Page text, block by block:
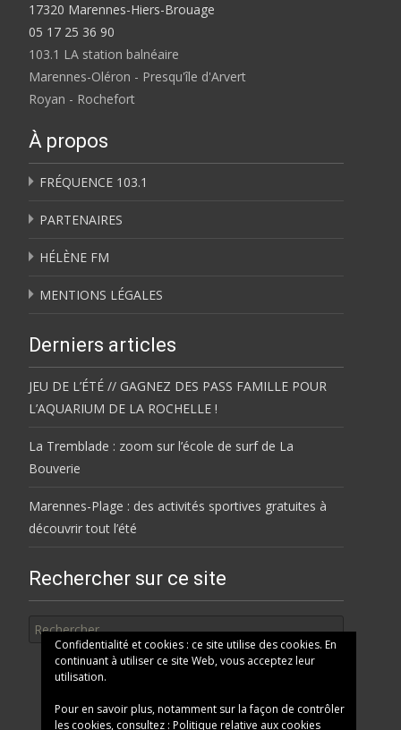
17320 Marennes-Hiers-Brouage
05 17 25 36 90
103.1 LA station balnéaire
Marennes-Oléron - Presqu'île d'Arvert
Royan - Rochefort
À propos
FRÉQUENCE 103.1
PARTENAIRES
HÉLÈNE FM
MENTIONS LÉGALES
Derniers articles
JEU DE L’ÉTÉ // GAGNEZ DES PASS FAMILLE POUR
L’AQUARIUM DE LA ROCHELLE !
La Tremblade : zoom sur l’école de surf de La
Bouverie
Marennes-Plage : des activités sportives gratuites à
découvrir tout l’été
Rechercher sur ce site
Confidentialité et cookies : ce site utilise des cookies. En
continuant à utiliser ce site Web, vous acceptez leur
utilisation.
Pour en savoir plus, notamment sur la façon de contrôler
les cookies, consultez : Politique relative aux cookies